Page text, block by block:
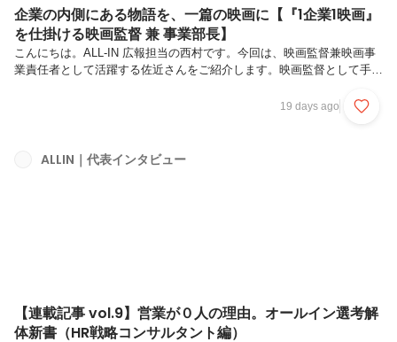
企業の内側にある物語を、一篇の映画に【『1企業1映画』
を仕掛ける映画監督 兼 事業部長】
こんにちは。ALL-IN 広報担当の西村です。今回は、映画監督兼映画事
業責任者として活躍する佐近さんをご紹介します。映画監督として手掛
INへジョイン。現在は「1企業1映画」を掲げ、企業の採用・PR・ブラ
ALL-INという場所を選んだのか。佐近さんが考えるヒーロー像や、映
画事業を通じて実現したい未来について取材してみました。ALL-INの
19 days ago
ALLIN｜代表インタビュー
【連載記事 vol.9】営業が０人の理由。オールイン選考解
体新書（HR戦略コンサルタント編）